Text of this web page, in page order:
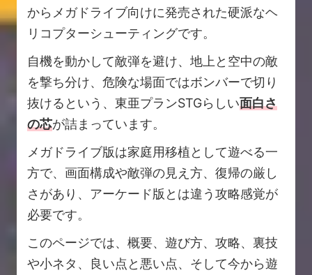
からメガドライブ向けに発売された硬派なヘ
リコプターシューティングです。
自機を動かして敵弾を避け、地上と空中の敵
を撃ち分け、危険な場面ではボンバーで切り
抜けるという、東亜プランSTGらしい面白さ
の芯が詰まっています。
メガドライブ版は家庭用移植として遊べる一
方で、画面構成や敵弾の見え方、復帰の厳し
さがあり、アーケード版とは違う攻略感覚が
必要です。
このページでは、概要、遊び方、攻略、裏技
や小ネタ、良い点と悪い点、そして今から遊